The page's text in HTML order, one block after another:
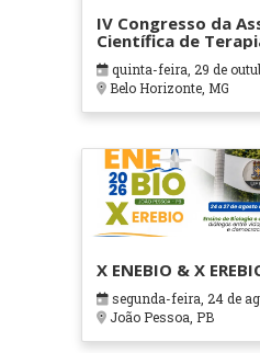
IV Congresso da
Científica de
em Contextos
Cuidados Paliativos
quinta-feira, 29 de
Belo Horizonte, MG
X ENEBIO & X
segunda-feira, 24 de
João Pessoa, PB